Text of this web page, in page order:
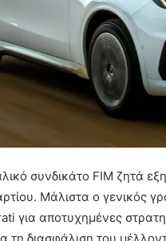
συνδικάτο FIM ζητά
Μάλιστα ο γενικός
για αποτυχημένες